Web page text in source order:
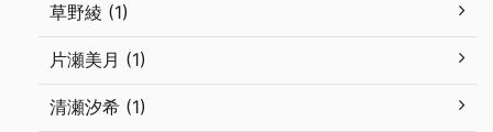
草野綾 (1)
片瀬美月 (1)
清瀬汐希 (1)